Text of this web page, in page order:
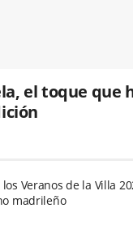
el toque que
Veranos de la Villa
madrileño